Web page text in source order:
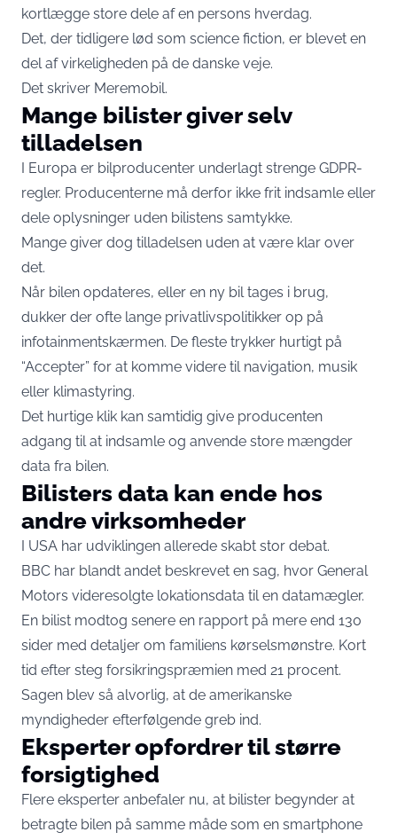
kortlægge store dele af en persons hverdag.
Det, der tidligere lød som science fiction, er blevet en
del af virkeligheden på de danske veje.
Det skriver Meremobil.
Mange bilister giver selv
tilladelsen
I Europa er bilproducenter underlagt strenge GDPR-
regler. Producenterne må derfor ikke frit indsamle eller
dele oplysninger uden bilistens samtykke.
Mange giver dog tilladelsen uden at være klar over
det.
Når bilen opdateres, eller en ny bil tages i brug,
dukker der ofte lange privatlivspolitikker op på
infotainmentskærmen. De fleste trykker hurtigt på
“Accepter” for at komme videre til navigation, musik
eller klimastyring.
Det hurtige klik kan samtidig give producenten
adgang til at indsamle og anvende store mængder
data fra bilen.
Bilisters data kan ende hos
andre virksomheder
I USA har udviklingen allerede skabt stor debat.
BBC har blandt andet beskrevet en sag, hvor General
Motors videresolgte lokationsdata til en datamægler.
En bilist modtog senere en rapport på mere end 130
sider med detaljer om familiens kørselsmønstre. Kort
tid efter steg forsikringspræmien med 21 procent.
Sagen blev så alvorlig, at de amerikanske
myndigheder efterfølgende greb ind.
Eksperter opfordrer til større
forsigtighed
Flere eksperter anbefaler nu, at bilister begynder at
betragte bilen på samme måde som en smartphone